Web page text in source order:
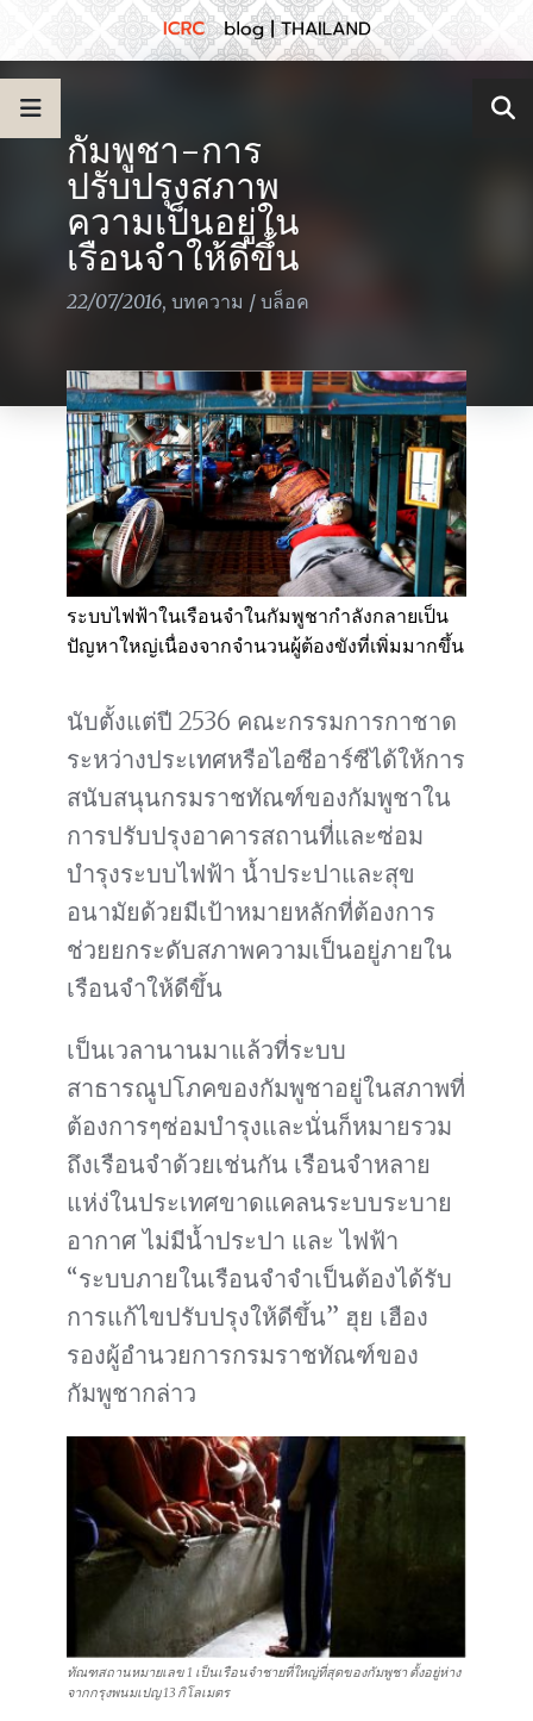
กัมพูชา-การ
ปรับปรุงสภาพ
ความเป็นอยู่ใน
เรือนจำให้ดีขึ้น
22/07/2016, บทความ / บล็อค
ระบบไฟฟ้าในเรือนจำในกัมพูชากำลังกลายเป็น
ปัญหาใหญ่เนื่องจากจำนวนผู้ต้องขังที่เพิ่มมากขึ้น
นับตั้งแต่ปี 2536 คณะกรรมการกาชาด
ระหว่างประเทศหรือไอซีอาร์ซีได้ให้การ
สนับสนุนกรมราชทัณฑ์ของกัมพูชาใน
การปรับปรุงอาคารสถานที่และซ่อม
บำรุงระบบไฟฟ้า น้ำประปาและสุข
อนามัยด้วยมีเป้าหมายหลักที่ต้องการ
ช่วยยกระดับสภาพความเป็นอยู่ภายใน
เรือนจำให้ดีขึ้น
เป็นเวลานานมาแล้วที่ระบบ
สาธารณูปโภคของกัมพูชาอยู่ในสภาพที่
ต้องการๆซ่อมบำรุงและนั่นก็หมายรวม
ถึงเรือนจำด้วยเช่นกัน เรือนจำหลาย
แห่ง่ในประเทศขาดแคลนระบบระบาย
อากาศ ไม่มีน้ำประปา และ ไฟฟ้า
“ระบบภายในเรือนจำจำเป็นต้องได้รับ
การแก้ไขปรับปรุงให้ดีขึ้น” ฮุย เฮือง
รองผู้อำนวยการกรมราชทัณฑ์ของ
กัมพูชากล่าว
ทัณฑสถานหมายเลข 1 เป็นเรือนจำชายที่ใหญ่ที่สุดของกัมพูชา ตั้งอยู่ห่าง
จากกรุงพนมเปญ 13 กิโลเมตร